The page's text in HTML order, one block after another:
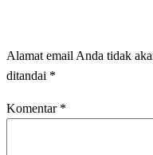
Alamat email Anda tidak
ditandai *
Komentar *